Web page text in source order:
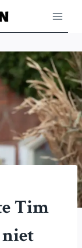
Tim
niet